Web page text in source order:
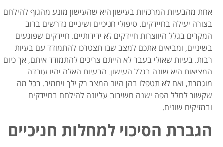
אחת מהבעיות המרכזיות בעישון היא שהעישון מונע מהגוף להילחם
בצורה יעילה בחיידקים. טיפולי חניכיים ושיניים נדרשים ברוב
המקרים בגלל היווצרות חיידקים לא ידידותיים. חיידקים שפוגעים
בשיניים, ומביאים אתכם למצב שבו תצטרכו להתמודד עם בעיות
רבות. בעיות שאולי בעבר לא הייתם צריכים להתמודד איתם, אך כיום
המציאות היא שונה בגלל העישון. הבעיות האלה יהיו עובדה
מוגמרת, ואם לא תטפלו בהן היום המצב רק ילך ויחמיר. בכל מה
שקשור לחלל הפה ישנה חשיבות עליונה להילחם בחיידקים
ובמזיקים שונים.
הגברת הסיכוי למחלות חניכיים